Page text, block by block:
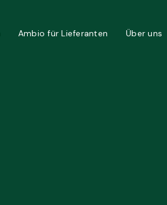
Ambio für Lieferanten Über uns